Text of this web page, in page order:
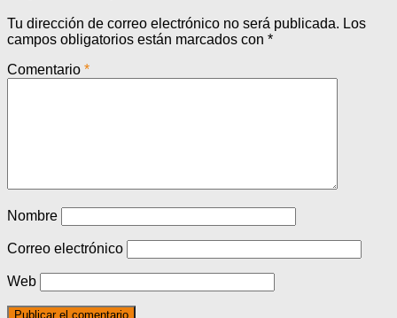
Tu dirección de correo electrónico no será publicada. Los
campos obligatorios están marcados con *
Comentario *
Nombre
Correo electrónico
Web